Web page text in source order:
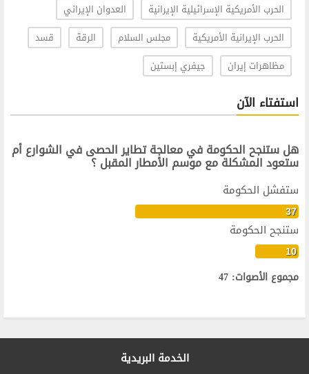
الحرب الأمريكية الإسرائيلية الإيرانية
العدوان الإيراني
الحرب الإيرانية الأمريكية
مجلس السلام الرقة
قسد
مظاهرات إيران
جيفري إبستين
استفتاء الآن
هل ستنجح الحكومة في معالجة تطاير الحصى في الشوارع أم
ستعود المشكلة مع موسم الأمطار المقبل ؟
ستفشل الحكومة
37
ستنجح الحكومة
10
مجموع الأصوات: 47
الخدمة البريدية